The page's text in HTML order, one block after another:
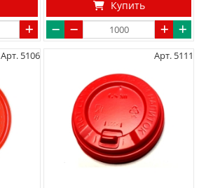
Купить
Арт. 5106 Арт. 5111